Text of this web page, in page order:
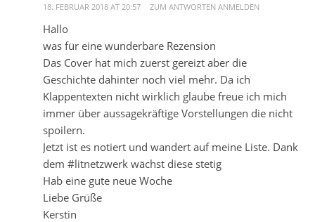
18. FEBRUAR 2018 AT 20:57 ZUM ANTWORTEN ANMELDEN
Hallo
was für eine wunderbare Rezension
Das Cover hat mich zuerst gereizt aber die
Geschichte dahinter noch viel mehr. Da ich
Klappentexten nicht wirklich glaube freue ich mich
immer über aussagekräftige Vorstellungen die nicht
spoilern.
Jetzt ist es notiert und wandert auf meine Liste. Dank
dem #litnetzwerk wächst diese stetig
Hab eine gute neue Woche
Liebe Grüße
Kerstin